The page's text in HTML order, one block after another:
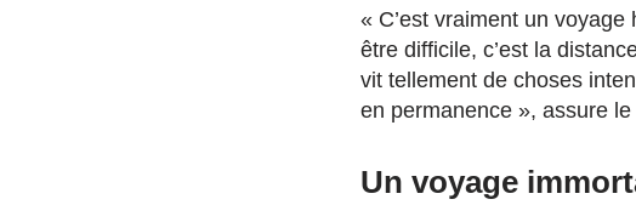
« C’est vraiment un voyage
être difficile, c’est la
vit tellement de choses
en permanence », assure
Un voyage